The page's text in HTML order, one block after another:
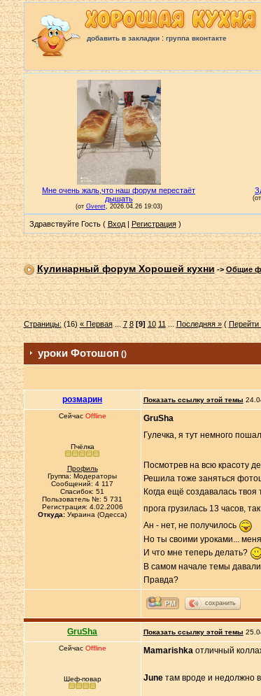
добавить в закладки: группа вконтакте
Здравствуйте Гость ( Вход| Регистрация)
Кулинарный форум Хорошей кухни->Общие
Страницы:(16)« Первая...7 8 [9] 10 11...Последняя »(Перейти
уроки Фотошоп ()
розмарин Показать ссылку этой темы
Сейчас Offline
Пчёлка
Профиль
Группа: Модераторы
Сообщений: 4 117
Спасибок: 51
Пользователь №: 5 731
Регистрация: 4.02.2006
Откуда: Украина (Одесса)
GruSha
Гулечка, я тут немного
Посмотрев на всю красоту
Решила тоже заняться
Когда ещё создавалась
прога грузилась 13 часов,
Ан - нет, не получилось
Но ты своими уроками...
И что мне теперь делать?
В самом начале темы
Правда?
сохранить
GruSha Показать ссылку этой темы
Сейчас Offline
Шеф-повар
Mamarishkaотличный
Juneтам вроде и недолжно